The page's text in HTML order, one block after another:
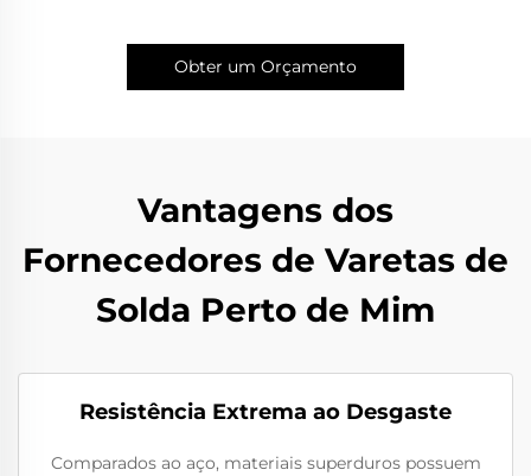
Obter um Orçamento
Vantagens dos
Fornecedores de Varetas de
Solda Perto de Mim
Resistência Extrema ao Desgaste
Comparados ao aço, materiais superduros possuem